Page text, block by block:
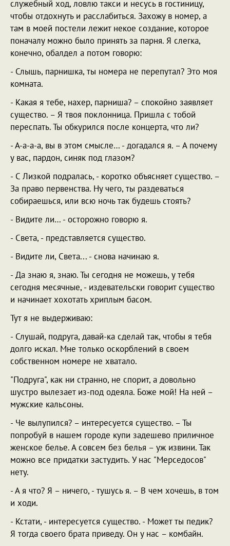
служебный ход, ловлю такси и несусь в гостиницу,
чтобы отдохнуть и расслабиться. Захожу в номер, а
там в моей постели лежит некое создание, которое
поначалу можно было принять за парня. Я слегка,
конечно, обалдел а потом говорю:
- Слышь, парнишка, ты номера не перепутал? Это моя
комната.
- Какая я тебе, нахер, парниша? – спокойно заявляет
существо. – Я твоя поклонница. Пришла с тобой
переспать. Ты обкурился после концерта, что ли?
- А-а-а-а, вы в этом смысле… - догадался я. – А почему
у вас, пардон, синяк под глазом?
- С Лизкой подралась, - коротко объясняет существо. –
За право первенства. Ну чего, ты раздеваться
собираешься, или всю ночь так будешь стоять?
- Видите ли… - осторожно говорю я.
- Света, - представляется существо.
- Видите ли, Света... - снова начинаю я.
- Да знаю я, знаю. Ты сегодня не можешь, у тебя
сегодня месячные, - издевательски говорит существо
и начинает хохотать хриплым басом.
Тут я не выдерживаю:
- Слушай, подруга, давай-ка сделай так, чтобы я тебя
долго искал. Мне только оскорблений в своем
собственном номере не хватало.
"Подруга", как ни странно, не спорит, а довольно
шустро вылезает из-под одеяла. Боже мой! На ней –
мужские кальсоны.
- Че вылупился? – интересуется существо. – Ты
попробуй в нашем городе купи задешево приличное
женское белье. А совсем без белья – уж извини. Так
можно все придатки застудить. У нас "Мерседосов"
нету.
- А я что? Я – ничего, - тушусь я. – В чем хочешь, в том
и ходи.
- Кстати, - интересуется существо. - Может ты педик?
Я тогда своего брата приведу. Он у нас – комбайн.